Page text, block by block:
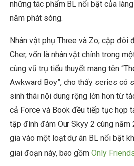
những tác phẩm BL nổi bật của
năm phát sóng.
Nhân vật phụ Three và Zo, cặp đôi
Cher, vốn là nhân vật chính trong
cùng vũ trụ tiểu thuyết mang tên
Awkward Boy”, cho thấy series có
sinh thái nội dung rộng lớn hơn từ
cả Force và Book đều tiếp tục hợp
tập đình đám Our Skyy 2 cùng năm
gia vào một loạt dự án BL nổi bật
giai đoạn này, bao gồm Only Friends